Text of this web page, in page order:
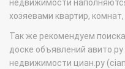
недвижимости
хозяевами квартир,
Так же рекомендуем
доске объявлений
недвижимости циан.ру